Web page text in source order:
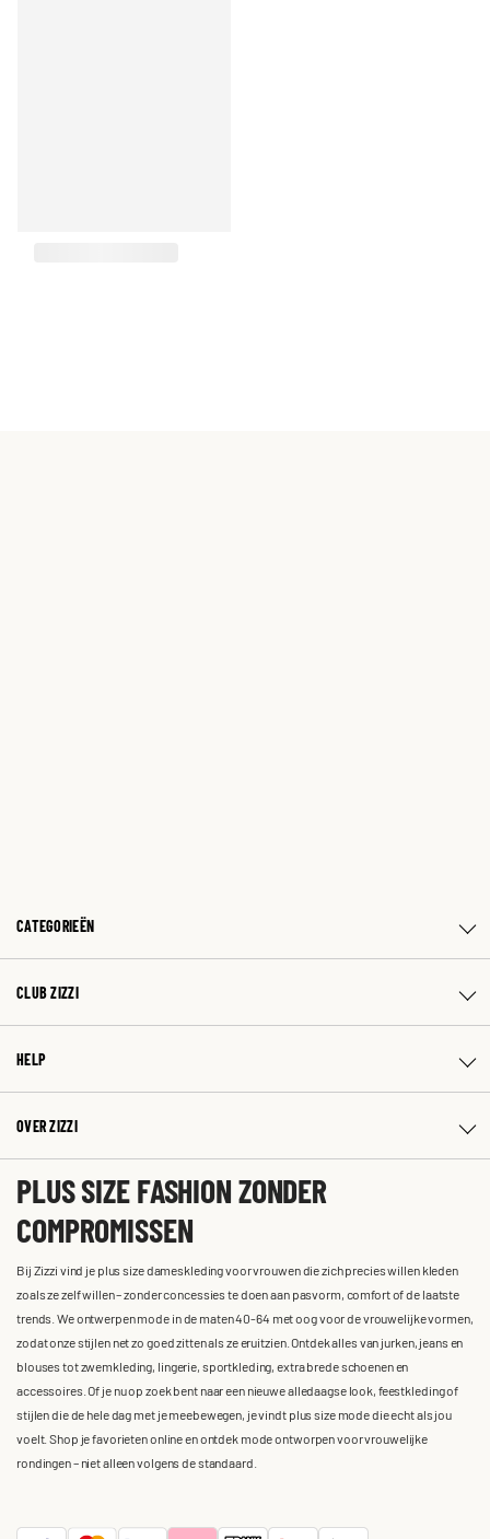
CATEGORIEËN
CLUB ZIZZI
HELP
OVER ZIZZI
PLUS SIZE FASHION ZONDER
COMPROMISSEN
Bij Zizzi vind je plus size dameskleding voor vrouwen die zich precies willen kleden
zoals ze zelf willen – zonder concessies te doen aan pasvorm, comfort of de laatste
trends. We ontwerpen mode in de maten 40-64 met oog voor de vrouwelijke vormen,
zodat onze stijlen net zo goed zitten als ze eruitzien. Ontdek alles van jurken, jeans en
blouses tot zwemkleding, lingerie, sportkleding, extra brede schoenen en
accessoires. Of je nu op zoek bent naar een nieuwe alledaagse look, feestkleding of
stijlen die de hele dag met je meebewegen, je vindt plus size mode die echt als jou
voelt. Shop je favorieten online en ontdek mode ontworpen voor vrouwelijke
rondingen – niet alleen volgens de standaard.